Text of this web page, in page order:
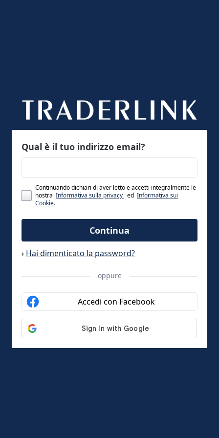
Qual è il tuo indirizzo email?
Continuando dichiari di aver letto e accetti integralmente le
nostra Informativa sulla privacy ed Informativa sui
Cookie.
Continua
› Hai dimenticato la password?
oppure
Accedi con Facebook